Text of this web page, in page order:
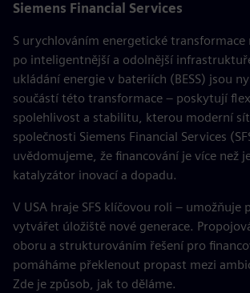
Siemens Financial Services
S urychlováním energetické
po inteligentnější a odolnější
ukládání energie v bateriích (BESS) jsou
součástí této transformace – poskytují
spolehlivost a stabilitu, kterou moderní
společnosti Siemens Financial Services
uvědomujeme, že financování je více než
katalyzátor inovací a dopadu.
V USA hraje SFS klíčovou roli – umožňuje
vytvářet úložiště nové generace.
oboru a strukturováním řešení pro
pomáháme překlenout propast mezi
Zde je způsob, jak to děláme.